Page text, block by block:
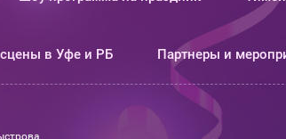
в Уфе и РБ Партнеры и